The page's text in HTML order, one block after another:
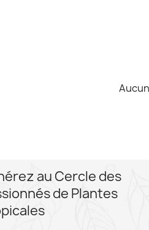
au Cercle des
de Plantes